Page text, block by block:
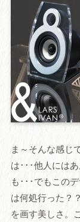
ま～そんな感じ
は･･･他人には
も･･･でもこの
は何処行った？
を画す美しさ。